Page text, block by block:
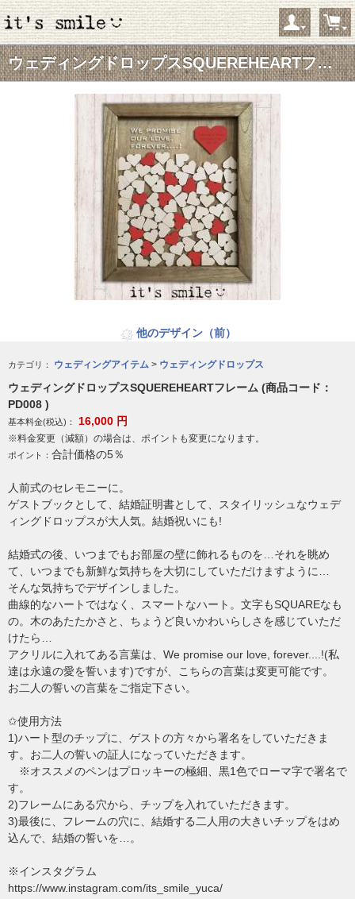
ウェディングドロップスSQUEREHEARTフレーム
他のデザイン（前）
カテゴリ： ウェディングアイテム > ウェディングドロップス
ウェディングドロップスSQUEREHEARTフレーム (商品コード：
PD008 )
基本料金(税込)： 16,000 円
※料金変更（減額）の場合は、ポイントも変更になります。
ポイント： 合計価格の5％
人前式のセレモニーに。
ゲストブックとして、結婚証明書として、スタイリッシュなウェデ
ィングドロップスが大人気。結婚祝いにも!
結婚式の後、いつまでもお部屋の壁に飾れるものを…それを眺め
て、いつまでも新鮮な気持ちを大切にしていただけますように…
そんな気持ちでデザインしました。
曲線的なハートではなく、スマートなハート。文字もSQUAREなも
の。木のあたたかさと、ちょうど良いかわいらしさを感じていただ
けたら…
アクリルに入れてある言葉は、We promise our love, forever....!(私
達は永遠の愛を誓います)ですが、こちらの言葉は変更可能です。
お二人の誓いの言葉をご指定下さい。
✩使用方法
1)ハート型のチップに、ゲストの方々から署名をしていただきま
す。お二人の誓いの証人になっていただきます。
※オススメのペンはプロッキーの極細、黒1色でローマ字で署名で
す。
2)フレームにある穴から、チップを入れていただきます。
3)最後に、フレームの穴に、結婚する二人用の大きいチップをはめ
込んで、結婚の誓いを…。
※インスタグラム
https://www.instagram.com/its_smile_yuca/
ようこそ ゲストさん
新規会員登録
当サイトについて お問い合わせ
特定商取引に関する表記 プライバシーポリシー
Copyright © 2005- 2026 it's smile オンラインショップ All rights reserved.